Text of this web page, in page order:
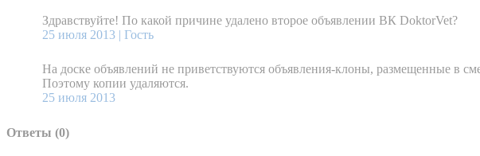
Здравствуйте! По какой причине удалено второе объявлении ВК DoktorVet?
25 июля 2013 | Гость
На доске объявлений не приветствуются объявления-клоны, размещенные в
Поэтому копии удаляются.
25 июля 2013
Ответы (0)